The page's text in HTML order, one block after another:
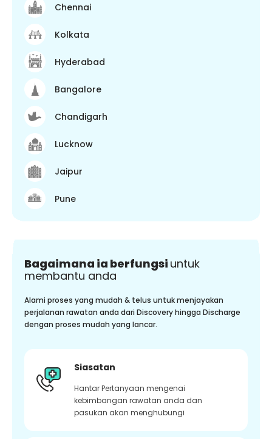
Chennai
Kolkata
Hyderabad
Bangalore
Chandigarh
Lucknow
Jaipur
Pune
Bagaimana ia berfungsi untuk
membantu anda
Alami proses yang mudah & telus untuk menjayakan
perjalanan rawatan anda dari Discovery hingga Discharge
dengan proses mudah yang lancar.
Siasatan
Hantar Pertanyaan mengenai
kebimbangan rawatan anda dan
pasukan akan menghubungi